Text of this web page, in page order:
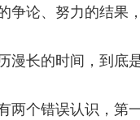
争论、努力的结果
漫长的时间，到底
两个错误认识，第